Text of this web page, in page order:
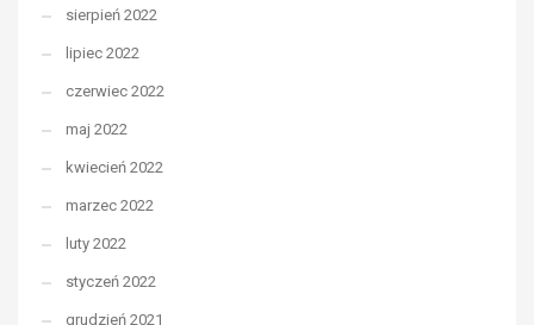
sierpień 2022
lipiec 2022
czerwiec 2022
maj 2022
kwiecień 2022
marzec 2022
luty 2022
styczeń 2022
grudzień 2021